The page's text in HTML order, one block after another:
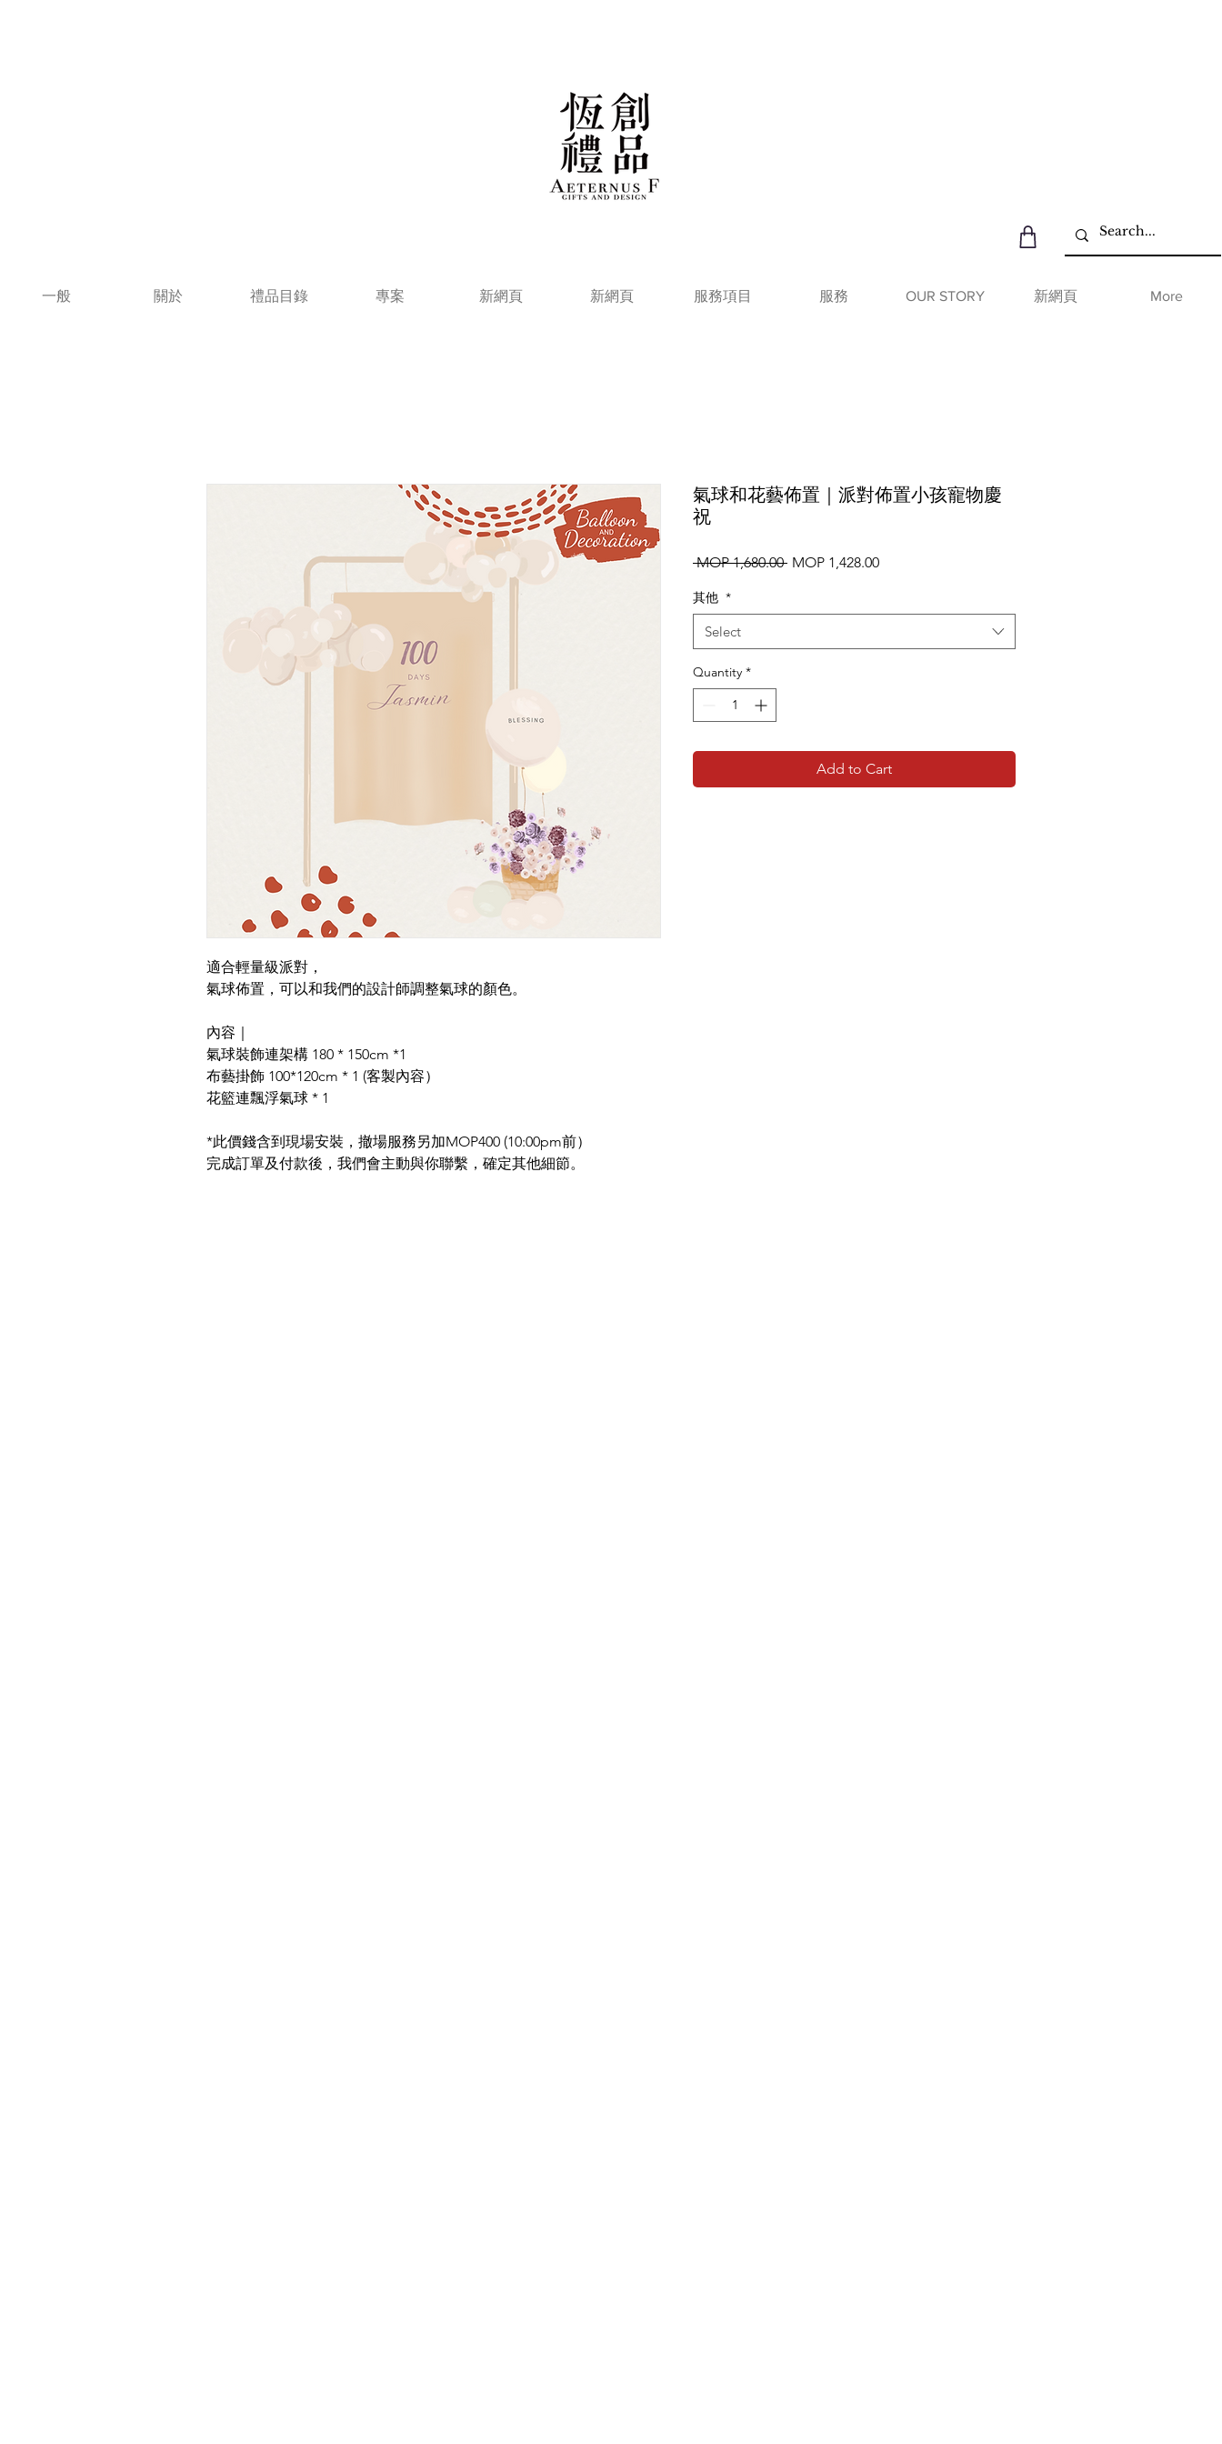
一般 關於 禮品目錄 專案 新網頁 新網頁 服務項目 服務 OUR STORY 新網頁 More
適合輕量級派對，
氣球佈置，可以和我們的設計師調整氣球的顏色。
內容｜
氣球裝飾連架構 180 * 150cm *1
布藝掛飾 100*120cm * 1 (客製內容）
花籃連飄浮氣球 * 1
*此價錢含到現場安裝，撤場服務另加MOP400 (10:00pm前）
完成訂單及付款後，我們會主動與你聯繫，確定其他細節。
氣球和花藝佈置｜派對佈置小孩寵物慶
祝
MOP 1,680.00 Regular
MOP 1,428.00Sale
其他 *
Select
Quantity *
Add to Cart